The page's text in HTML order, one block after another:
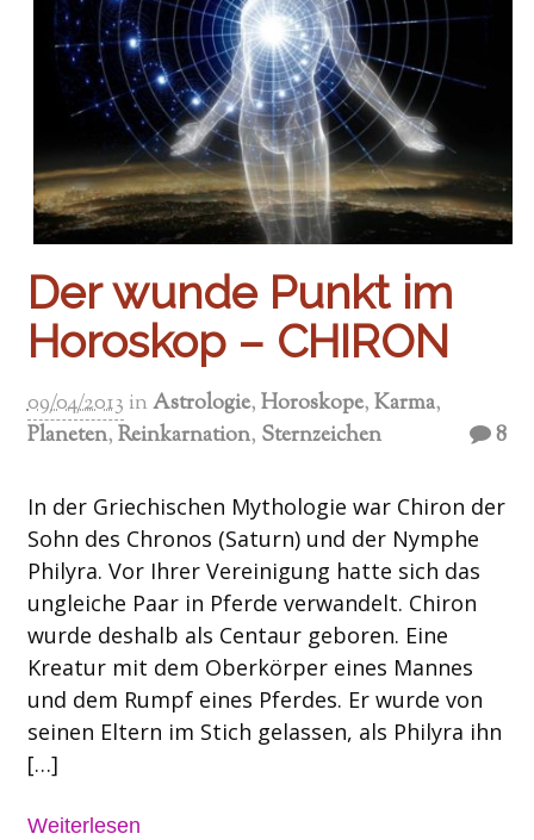
Der wunde Punkt im
Horoskop – CHIRON
09/04/2013 inAstrologie,Horoskope,Karma,
Planeten,Reinkarnation, Sternzeichen 8
In der Griechischen Mythologie war Chiron der
Sohn des Chronos (Saturn) und der Nymphe
Philyra. Vor Ihrer Vereinigung hatte sich das
ungleiche Paar in Pferde verwandelt. Chiron
wurde deshalb als Centaur geboren. Eine
Kreatur mit dem Oberkörper eines Mannes
und dem Rumpf eines Pferdes. Er wurde von
seinen Eltern im Stich gelassen, als Philyra ihn
[…]
Weiterlesen